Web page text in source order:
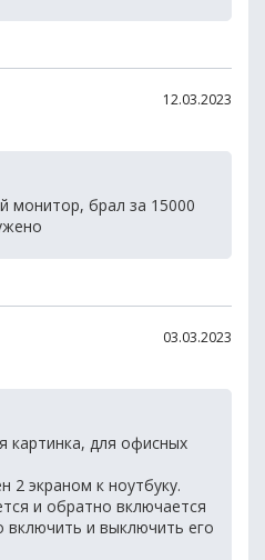
12.03.2023
монитор, брал за 15000
03.03.2023
картинка, для офисных
2 экраном к ноутбуку.
и обратно включается
включить и выключить его